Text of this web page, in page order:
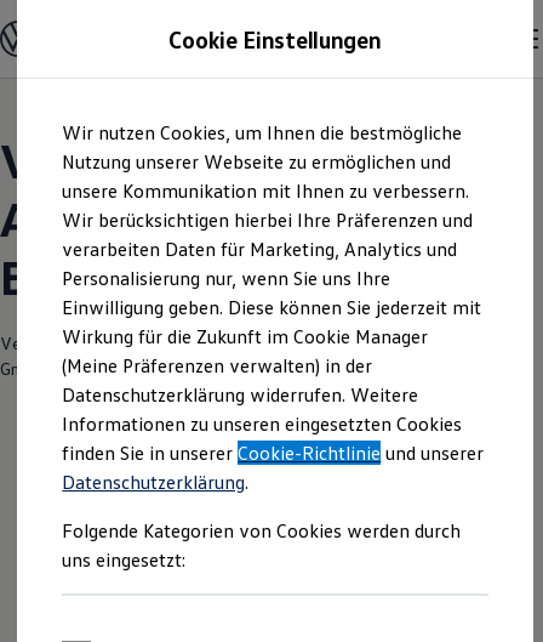
Hauptinhalt
springen
Footer
springen
Modelle und Konfigurator
Konfigurator
Modelle vergleichen
Elektroautos
ENERGY Sondermodelle
Nutzfahrzeuge
SUV und CUV
Familienautos
Kombis
Kompaktwagen
Sportwagen
Schnell verfügbare Fahrzeuge
Angebote und Produkte
Aktuelle Angebote
E-Auto-Förderung
Volkswagen Marktplatz
Die ENERGY Sondermodelle
Junge Gebrauchtwagen und Gebrauchtwagen
Volkswagen Zertifizierte Gebrauchtwagen
Elektromobilität bei Gebrauchtwagen
Saisonangebote
Reifenpakete
Leasing
Leasing-Angebote
Volkswagen Modelle |
Autohaus Klaiber
Balgheim
Verantwortlich für die Inhalte auf dieser Seite ist die Autohaus Klaiber
GmbH
Impressum & Rechtliches)
Cookie Einstellungen
Wir nutzen Cookies, um Ihnen die bestmögliche
Nutzung unserer Webseite zu ermöglichen und
unsere Kommunikation mit Ihnen zu verbessern.
Wir berücksichtigen hierbei Ihre Präferenzen und
verarbeiten Daten für Marketing, Analytics und
Personalisierung nur, wenn Sie uns Ihre
Einwilligung geben. Diese können Sie jederzeit mit
Wirkung für die Zukunft im Cookie Manager
(Meine Präferenzen verwalten) in der
Datenschutzerklärung widerrufen. Weitere
Informationen zu unseren eingesetzten Cookies
finden Sie in unsererCookie-Richtlinie und unserer
Datenschutzerklärung.
Folgende Kategorien von Cookies werden durch
uns eingesetzt: